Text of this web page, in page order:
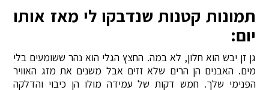
תמונות קטנות שנדבקו לי מאז אותו
יום:
גן זן יבש הוא חלון, לא במה. החצץ הגלי הוא נהר ששומעים בלי
מים. האבנים הן הרים שלא זזים אבל משנים את מזג האוויר
הפנימי שלך. חמש דקות של עמידה מולו הן כיבוי והדלקה